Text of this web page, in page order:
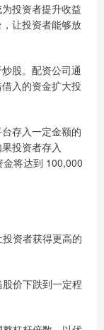
投资者提升收益
让投资者能够放
股。配资公司通
入的资金扩大投
存入一定金额的
投资者存入
将达到 100,000
资者获得更高的
价下跌到一定程